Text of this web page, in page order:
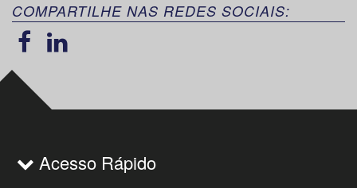
COMPARTILHE NAS REDES SOCIAIS:
Acesso Rápido